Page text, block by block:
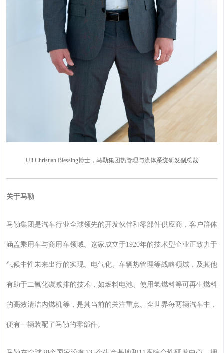
Uli Christian Blessing博士，马勒集团热管理与流体系统研发副总裁
关于马勒
马勒集团是汽车行业全球领先的开发伙伴和零部件供应商，客户群体
涵盖乘用车与商用车领域。这家成立于1920年的技术型企业正致力于
气候中性未来出行的实现。电气化、车辆热管理等战略领域，及其他
有助于二氧化碳减排的技术，如燃料电池、使用氢燃料等可再生燃料
的高效清洁内燃机等，是其当前的关注重点。全世界每两辆汽车中，
便有一辆装配了马勒的零部件。